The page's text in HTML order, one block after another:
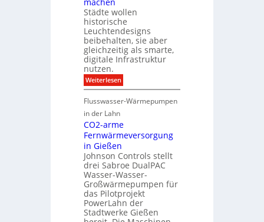
a
s
t
r
u
k
t
u
r
e
g
r
a
t
i
o
n
e
n
s
c
h
u
z
a
l
i
s
i
e
r
n
g
n
r
o
j
e
k
t
k
o
n
f
i
g
Städte wollen
historische
Leuchtendesigns
beibehalten, sie aber
gleichzeitig als smarte,
digitale Infrastruktur
nutzen.
Weiterlesen:
H
s
r
i
s
c
h
e
L
e
u
c
h
t
Flusswasser-Wärmepumpen
in der Lahn
CO2-arme
Fernwärmeversorgung
in Gießen
Johnson Controls stellt
drei Sabroe DualPAC
Wasser-Wasser-
Großwärmepumpen für
das Pilotprojekt
PowerLahn der
Stadtwerke Gießen